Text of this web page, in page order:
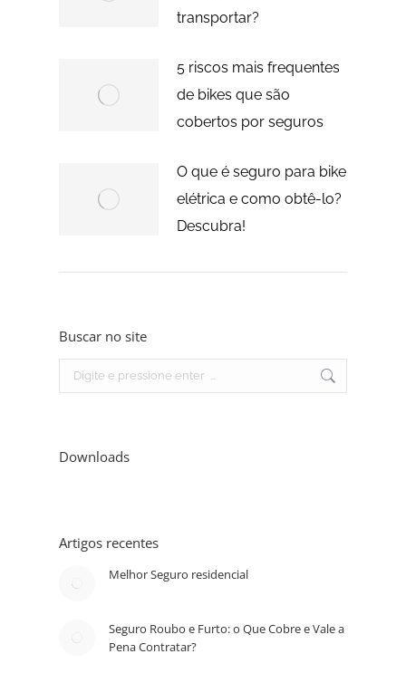
transportar?
5 riscos mais frequentes
de bikes que são
cobertos por seguros
O que é seguro para bike
elétrica e como obtê-lo?
Descubra!
Buscar no site
Search:
Downloads
Artigos recentes
Melhor Seguro residencial
Seguro Roubo e Furto: o Que Cobre e Vale a
Pena Contratar?